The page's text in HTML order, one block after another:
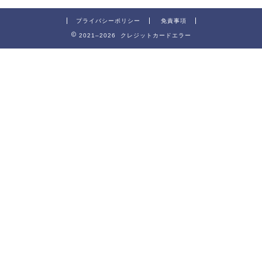
プライバシーポリシー 免責事項
2021–2026 クレジットカードエラー